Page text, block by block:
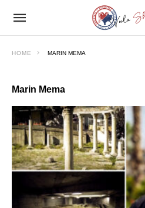
HOME MARIN MEMA
Marin Mema